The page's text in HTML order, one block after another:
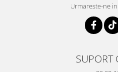
Urmareste-ne
SUPORT